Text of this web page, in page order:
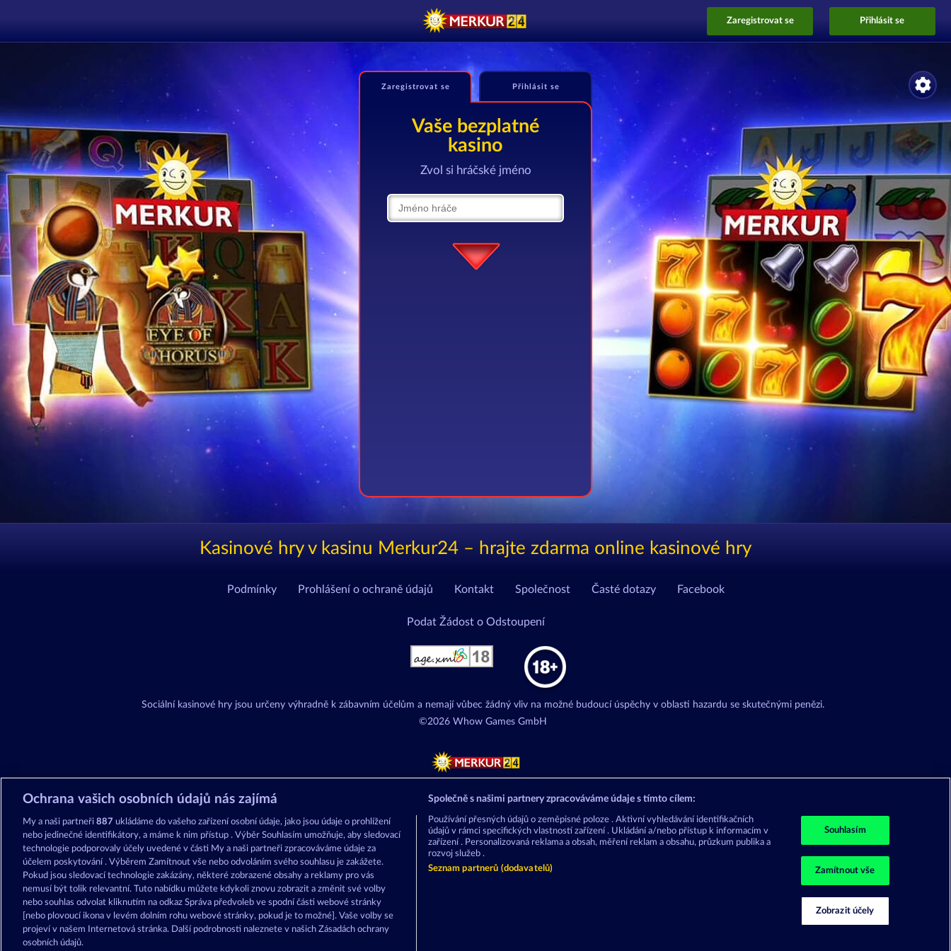
Zaregistrovat se Přihlásit se
Zaregistrovat se Přihlásit se
Vaše bezplatné
kasino
Zvol si hráčské jméno
Kasinové hry v kasinu Merkur24 – hrajte zdarma online kasinové hry
Podmínky Prohlášení o ochraně údajů Kontakt Společnost Časté dotazy Facebook
Podat Žádost o Odstoupení
Sociální kasinové hry jsou určeny výhradně k zábavním účelům a nemají vůbec žádný vliv na možné budoucí úspěchy v oblasti hazardu se skutečnými penězi.
©2026 Whow Games GmbH
Ochrana vašich osobních údajů nás zajímá
My a naši partneři 887 ukládáme do vašeho zařízení osobní údaje, jako jsou údaje o prohlížení
nebo jedinečné identifikátory, a máme k nim přístup . Výběr Souhlasím umožňuje, aby sledovací
technologie podporovaly účely uvedené v části My a naši partneři zpracováváme údaje za
účelem poskytování . Výběrem Zamítnout vše nebo odvoláním svého souhlasu je zakážete.
Pokud jsou sledovací technologie zakázány, některé zobrazené obsahy a reklamy pro vás
nemusí být tolik relevantní. Tuto nabídku můžete kdykoli znovu zobrazit a změnit své volby
nebo souhlas odvolat kliknutím na odkaz Správa předvoleb ve spodní části webové stránky
[nebo plovoucí ikona v levém dolním rohu webové stránky, pokud je to možné]. Vaše volby se
projeví v našem Internetová stránka. Další podrobnosti naleznete v našich Zásadách ochrany
osobních údajů.
Společně s našimi partnery zpracováváme údaje s tímto cílem:
Používání přesných údajů o zeměpisné poloze . Aktivní vyhledávání identifikačních
údajů v rámci specifických vlastností zařízení . Ukládání a/nebo přístup k informacím v
zařízení . Personalizovaná reklama a obsah, měření reklam a obsahu, průzkum publika a
rozvoj služeb .
Seznam partnerů (dodavatelů)
Souhlasím
Zamítnout vše
Zobrazit účely